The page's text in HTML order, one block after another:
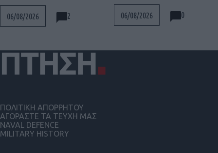
06/08/2026 2 06/08/2026 0
ΠΟΛΙΤΙΚΗ ΑΠΟΡΡΗΤΟΥ
ΑΓΟΡΑΣΤΕ ΤΑ ΤΕΥΧΗ ΜΑΣ
NAVAL DEFENCE
MILITARY HISTORY